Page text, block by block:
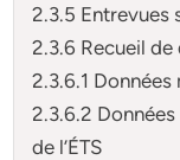
2.3.5 Entrevues
2.3.6 Recueil
2.3.6.1
2.3.6.2
de l’ÉTS